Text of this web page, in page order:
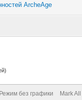
ArcheAge
Режим без графики Mark